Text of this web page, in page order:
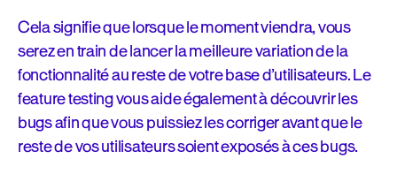
Cela signifie que lorsque le moment viendra, vous
serez en train de lancer la meilleure variation de la
fonctionnalité au reste de votre base d’utilisateurs. Le
feature testing vous aide également à découvrir les
bugs afin que vous puissiez les corriger avant que le
reste de vos utilisateurs soient exposés à ces bugs.